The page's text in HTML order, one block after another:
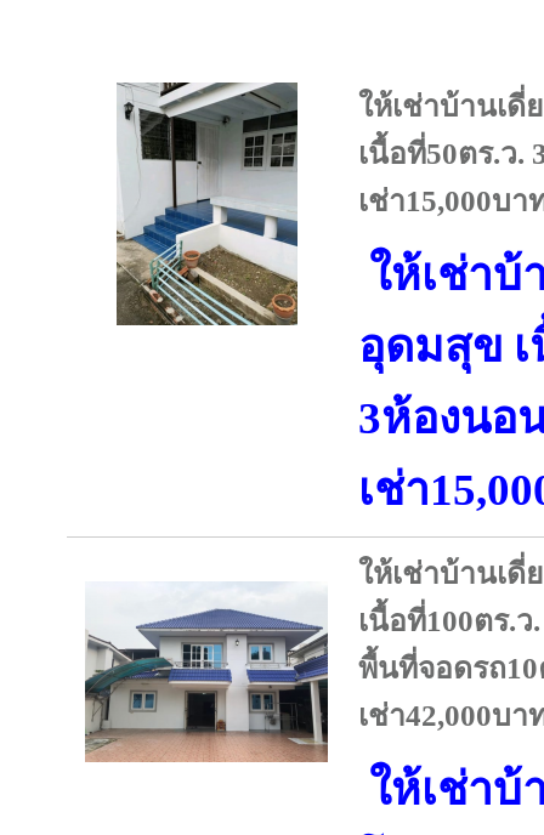
ให้เช่าบ้านเ
เนื้อที่50ตร.ว.
เช่า15,000บ
ให้เช่าบ้
อุดมสุข เ
3ห้องนอ
เช่า
ให้เช่าบ้านเ
เนื้อที่100ตร.
พื้นที่จอดรถ10
เช่า42,000บ
ให้เช่าบ้